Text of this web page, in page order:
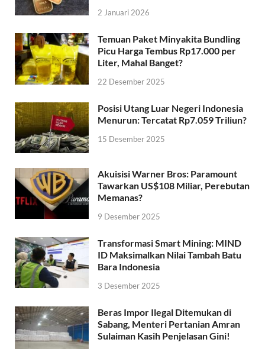
2 Januari 2026
Temuan Paket Minyakita Bundling
Picu Harga Tembus Rp17.000 per
Liter, Mahal Banget?
22 Desember 2025
Posisi Utang Luar Negeri Indonesia
Menurun: Tercatat Rp7.059 Triliun?
15 Desember 2025
Akuisisi Warner Bros: Paramount
Tawarkan US$108 Miliar, Perebutan
Memanas?
9 Desember 2025
Transformasi Smart Mining: MIND
ID Maksimalkan Nilai Tambah Batu
Bara Indonesia
3 Desember 2025
Beras Impor Ilegal Ditemukan di
Sabang, Menteri Pertanian Amran
Sulaiman Kasih Penjelasan Gini!